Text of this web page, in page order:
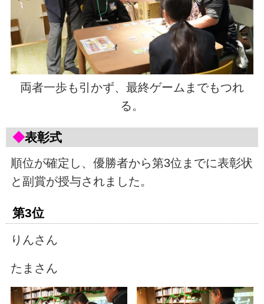
両者一歩も引かず、最終ゲームまでもつれ
る。
◆表彰式
順位が確定し、優勝者から第3位までに表彰状
と副賞が授与されました。
第3位
りんさん
たまさん